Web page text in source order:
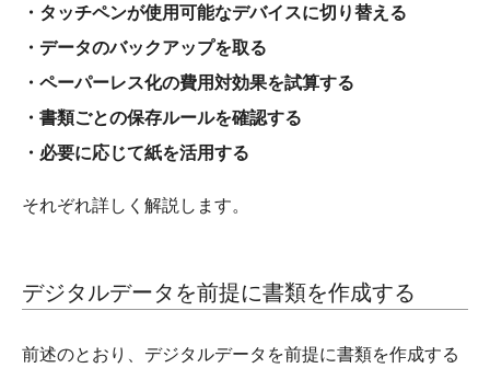
・タッチペンが使用可能なデバイスに切り替える
・データのバックアップを取る
・ペーパーレス化の費用対効果を試算する
・書類ごとの保存ルールを確認する
・必要に応じて紙を活用する
それぞれ詳しく解説します。
デジタルデータを前提に書類を作成する
前述のとおり、デジタルデータを前提に書類を作成する